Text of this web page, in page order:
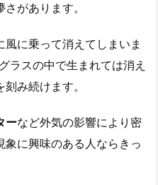
があります。
に乗って消えてしまいま
ラスの中で生まれては消え
み続けます。
ーなど外気の影響により密
に興味のある人ならきっ